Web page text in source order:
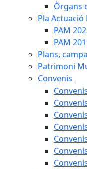
Òrgans
Pla
PAM
PAM
Plans,
Patrimoni
Convenis